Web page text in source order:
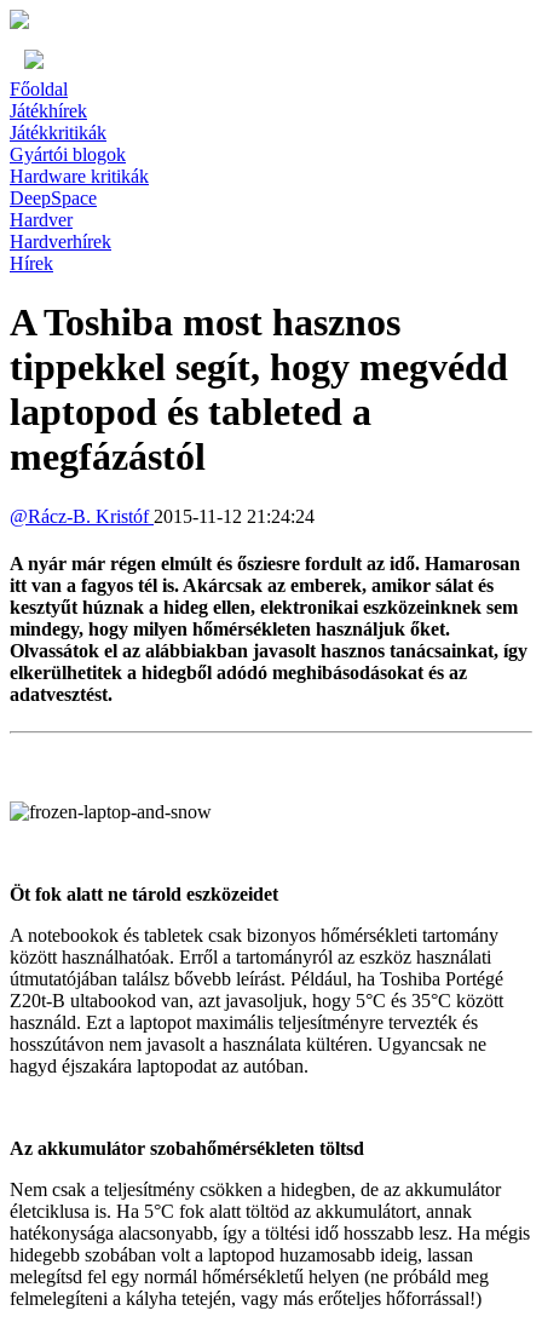
Főoldal
Játékhírek
Játékkritikák
Gyártói blogok
Hardware kritikák
DeepSpace
Hardver
Hardverhírek
Hírek
A Toshiba most hasznos
tippekkel segít, hogy megvédd
laptopod és tableted a
megfázástól
@Rácz-B. Kristóf 2015-11-12 21:24:24
A nyár már régen elmúlt és ősziesre fordult az idő. Hamarosan
itt van a fagyos tél is. Akárcsak az emberek, amikor sálat és
kesztyűt húznak a hideg ellen, elektronikai eszközeinknek sem
mindegy, hogy milyen hőmérsékleten használjuk őket.
Olvassátok el az alábbiakban javasolt hasznos tanácsainkat, így
elkerülhetitek a hidegből adódó meghibásodásokat és az
adatvesztést.
Öt fok alatt ne tárold eszközeidet
A notebookok és tabletek csak bizonyos hőmérsékleti tartomány
között használhatóak. Erről a tartományról az eszköz használati
útmutatójában találsz bővebb leírást. Például, ha Toshiba Portégé
Z20t-B ultabookod van, azt javasoljuk, hogy 5°C és 35°C között
használd. Ezt a laptopot maximális teljesítményre tervezték és
hosszútávon nem javasolt a használata kültéren. Ugyancsak ne
hagyd éjszakára laptopodat az autóban.
Az akkumulátor szobahőmérsékleten töltsd
Nem csak a teljesítmény csökken a hidegben, de az akkumulátor
életciklusa is. Ha 5°C fok alatt töltöd az akkumulátort, annak
hatékonysága alacsonyabb, így a töltési idő hosszabb lesz. Ha mégis
hidegebb szobában volt a laptopod huzamosabb ideig, lassan
melegítsd fel egy normál hőmérsékletű helyen (ne próbáld meg
felmelegíteni a kályha tetején, vagy más erőteljes hőforrással!)